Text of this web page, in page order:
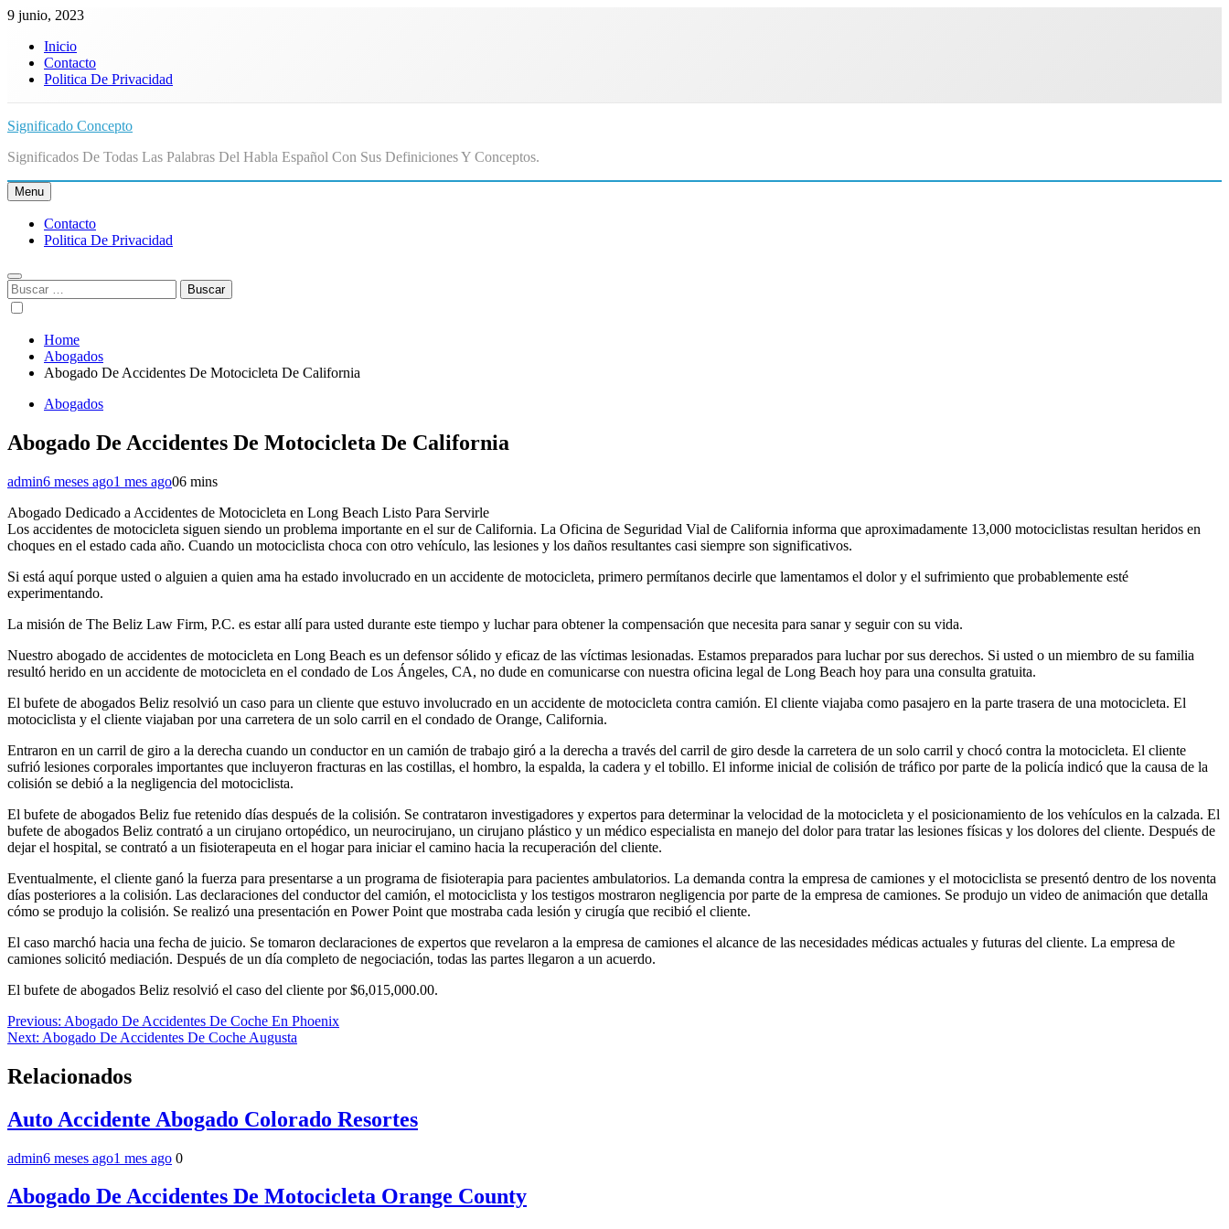
Skip
content
9 junio, 2023
Inicio
Contacto
Politica De Privacidad
Significado Concepto
Significados De Todas Las Palabras Del Habla Español Con Sus Definiciones Y Conceptos.
Menu
Contacto
Politica De Privacidad
Buscar:
Home
Abogados
Abogado De Accidentes De Motocicleta De California
Abogados
Abogado De Accidentes De Motocicleta De California
admin6 meses ago1 mes ago06 mins
Abogado Dedicado a Accidentes de Motocicleta en Long Beach Listo Para Servirle
Los accidentes de motocicleta siguen siendo un problema importante en el sur de California. La Oficina de Seguridad Vial de California informa que aproximadamente 13,000 motociclistas resultan heridos en
choques en el estado cada año. Cuando un motociclista choca con otro vehículo, las lesiones y los daños resultantes casi siempre son significativos.
Si está aquí porque usted o alguien a quien ama ha estado involucrado en un accidente de motocicleta, primero permítanos decirle que lamentamos el dolor y el sufrimiento que probablemente esté
experimentando.
La misión de The Beliz Law Firm, P.C. es estar allí para usted durante este tiempo y luchar para obtener la compensación que necesita para sanar y seguir con su vida.
Nuestro abogado de accidentes de motocicleta en Long Beach es un defensor sólido y eficaz de las víctimas lesionadas. Estamos preparados para luchar por sus derechos. Si usted o un miembro de su familia
resultó herido en un accidente de motocicleta en el condado de Los Ángeles, CA, no dude en comunicarse con nuestra oficina legal de Long Beach hoy para una consulta gratuita.
El bufete de abogados Beliz resolvió un caso para un cliente que estuvo involucrado en un accidente de motocicleta contra camión. El cliente viajaba como pasajero en la parte trasera de una motocicleta. El
motociclista y el cliente viajaban por una carretera de un solo carril en el condado de Orange, California.
Entraron en un carril de giro a la derecha cuando un conductor en un camión de trabajo giró a la derecha a través del carril de giro desde la carretera de un solo carril y chocó contra la motocicleta. El cliente
sufrió lesiones corporales importantes que incluyeron fracturas en las costillas, el hombro, la espalda, la cadera y el tobillo. El informe inicial de colisión de tráfico por parte de la policía indicó que la causa de la
colisión se debió a la negligencia del motociclista.
El bufete de abogados Beliz fue retenido días después de la colisión. Se contrataron investigadores y expertos para determinar la velocidad de la motocicleta y el posicionamiento de los vehículos en la calzada. El
bufete de abogados Beliz contrató a un cirujano ortopédico, un neurocirujano, un cirujano plástico y un médico especialista en manejo del dolor para tratar las lesiones físicas y los dolores del cliente. Después de
dejar el hospital, se contrató a un fisioterapeuta en el hogar para iniciar el camino hacia la recuperación del cliente.
Eventualmente, el cliente ganó la fuerza para presentarse a un programa de fisioterapia para pacientes ambulatorios. La demanda contra la empresa de camiones y el motociclista se presentó dentro de los noventa
días posteriores a la colisión. Las declaraciones del conductor del camión, el motociclista y los testigos mostraron negligencia por parte de la empresa de camiones. Se produjo un video de animación que detalla
cómo se produjo la colisión. Se realizó una presentación en Power Point que mostraba cada lesión y cirugía que recibió el cliente.
El caso marchó hacia una fecha de juicio. Se tomaron declaraciones de expertos que revelaron a la empresa de camiones el alcance de las necesidades médicas actuales y futuras del cliente. La empresa de
camiones solicitó mediación. Después de un día completo de negociación, todas las partes llegaron a un acuerdo.
El bufete de abogados Beliz resolvió el caso del cliente por $6,015,000.00.
Navegación
de
entradas
Previous: Abogado De Accidentes De Coche En Phoenix
Next: Abogado De Accidentes De Coche Augusta
Relacionados
Auto Accidente Abogado Colorado Resortes
admin6 meses ago1 mes ago 0
Abogado De Accidentes De Motocicleta Orange County